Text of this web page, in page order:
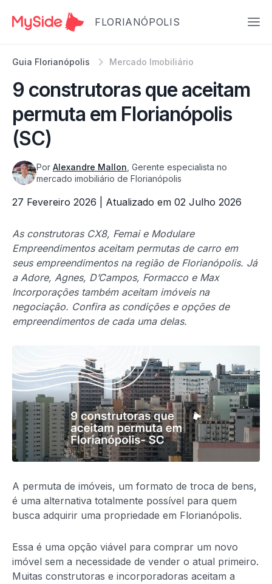
FLORIANÓPOLIS
Guia Florianópolis Mercado Imobiliário
9 construtoras que aceitam
permuta em Florianópolis
(SC)
Por Alexandre Mallon , Gerente especialista no
mercado imobiliário de Florianópolis
27 Fevereiro 2026 | Atualizado em 02 Julho 2026
As construtoras CX8, Femai e Modulare
Empreendimentos aceitam permutas de carro em
seus empreendimentos na região de Florianópolis. Já
a Adore, Agnes, D’Campos, Formacco e Max
Incorporações também aceitam imóveis na
negociação. Confira as condições e opções de
empreendimentos de cada uma delas.
A permuta de imóveis, um formato de troca de bens,
é uma alternativa totalmente possível para quem
busca adquirir uma propriedade em Florianópolis.
Essa é uma opção viável para comprar um novo
imóvel sem a necessidade de vender o atual primeiro.
Muitas construtoras e incorporadoras aceitam a